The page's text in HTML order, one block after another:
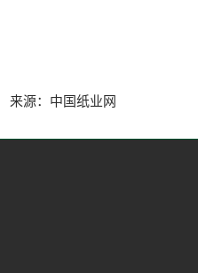
源：中国纸业网